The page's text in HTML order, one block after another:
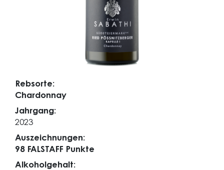
Rebsorte:
Chardonnay
Jahrgang:
2023
Auszeichnungen:
98 FALSTAFF Punkte
Alkoholgehalt: